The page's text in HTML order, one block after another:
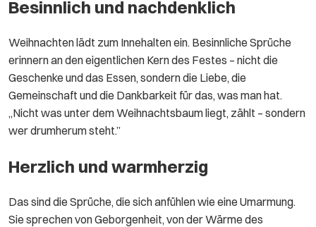
Besinnlich und nachdenklich
Weihnachten lädt zum Innehalten ein. Besinnliche Sprüche
erinnern an den eigentlichen Kern des Festes – nicht die
Geschenke und das Essen, sondern die Liebe, die
Gemeinschaft und die Dankbarkeit für das, was man hat.
„Nicht was unter dem Weihnachtsbaum liegt, zählt – sondern
wer drumherum steht.”
Herzlich und warmherzig
Das sind die Sprüche, die sich anfühlen wie eine Umarmung.
Sie sprechen von Geborgenheit, von der Wärme des